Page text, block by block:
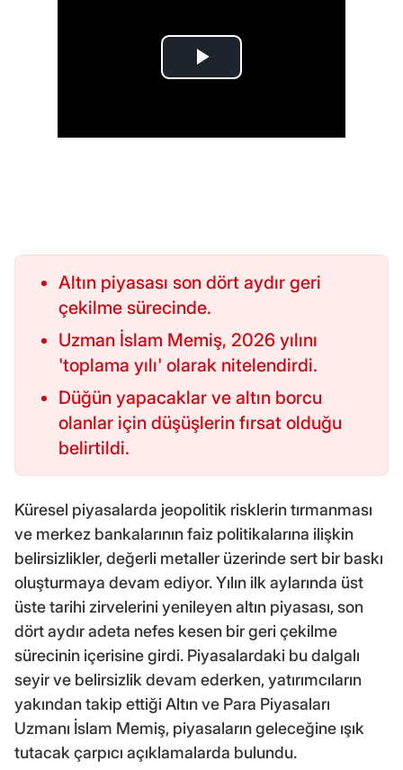
Altın piyasası son dört aydır geri
çekilme sürecinde.
Uzman İslam Memiş, 2026 yılını
'toplama yılı' olarak nitelendirdi.
Düğün yapacaklar ve altın borcu
olanlar için düşüşlerin fırsat olduğu
belirtildi.
Küresel piyasalarda jeopolitik risklerin tırmanması
ve merkez bankalarının faiz politikalarına ilişkin
belirsizlikler, değerli metaller üzerinde sert bir baskı
oluşturmaya devam ediyor. Yılın ilk aylarında üst
üste tarihi zirvelerini yenileyen altın piyasası, son
dört aydır adeta nefes kesen bir geri çekilme
sürecinin içerisine girdi. Piyasalardaki bu dalgalı
seyir ve belirsizlik devam ederken, yatırımcıların
yakından takip ettiği Altın ve Para Piyasaları
Uzmanı İslam Memiş, piyasaların geleceğine ışık
tutacak çarpıcı açıklamalarda bulundu.